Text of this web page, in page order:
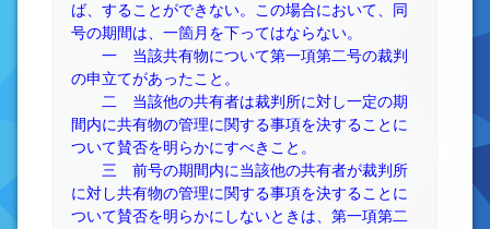
ば、することができない。この場合において、同
号の期間は、一箇月を下ってはならない。
一 当該共有物について第一項第二号の裁判
の申立てがあったこと。
二 当該他の共有者は裁判所に対し一定の期
間内に共有物の管理に関する事項を決することに
ついて賛否を明らかにすべきこと。
三 前号の期間内に当該他の共有者が裁判所
に対し共有物の管理に関する事項を決することに
ついて賛否を明らかにしないときは、第一項第二